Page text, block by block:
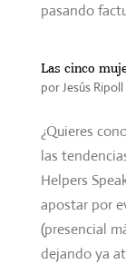
pasando
Las cinco
porJesús Ripoll
¿Quieres
las
Helpers
apostar por
(presencial
dejando ya